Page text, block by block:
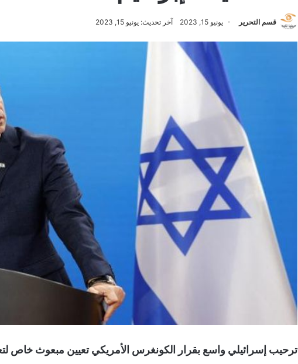
قسم التحرير يونيو 15, 2023 آخر تحديث: يونيو 15, 2023
ترحيب إسرائيلي واسع بقرار الكونغرس الأمريكي تعيين مبعوث خاص